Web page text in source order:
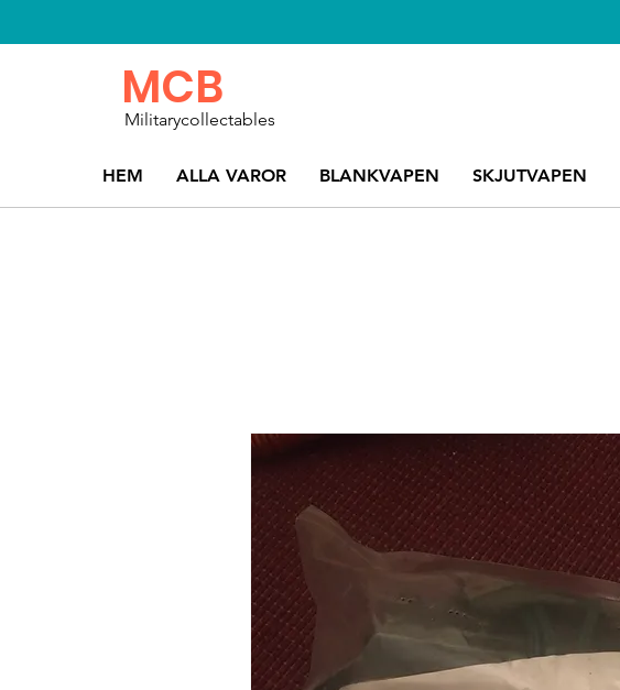
HEM ALLA VAROR BLANKVAPEN SKJUTVAPEN
MCB
Militarycollectables